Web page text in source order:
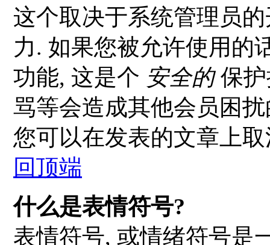
这个取决于系统管理员
力. 如果您被允许使用的
功能, 这是个 安全的保护
骂等会造成其他会员困
您可以在发表的文章上
回顶端
什么是表情符号?
表情符号, 或情绪符号是